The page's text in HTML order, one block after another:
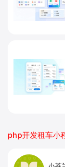
php开发租车小